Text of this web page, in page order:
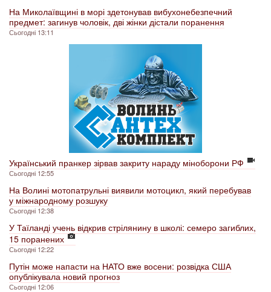
На Миколаївщині в морі здетонував вибухонебезпечний
предмет: загинув чоловік, дві жінки дістали поранення
Сьогодні 13:11
Український пранкер зірвав закриту нараду міноборони РФ
Сьогодні 12:55
На Волині мотопатрульні виявили мотоцикл, який перебував
у міжнародному розшуку
Сьогодні 12:38
У Таїланді учень відкрив стрілянину в школі: семеро загиблих,
15 поранених
Сьогодні 12:22
Путін може напасти на НАТО вже восени: розвідка США
опублікувала новий прогноз
Сьогодні 12:06